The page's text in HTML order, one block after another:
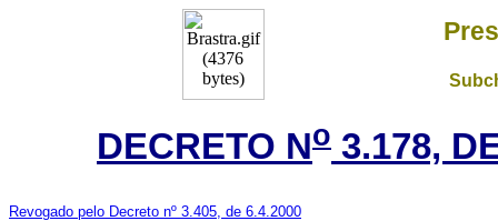
DECRETO No 3.178,
Revogado pelo Decreto nº 3.405, de 6.4.2000